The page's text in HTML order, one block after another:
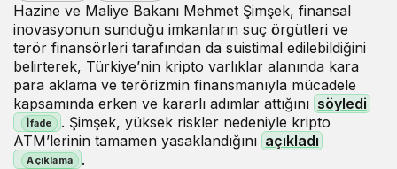
Hazine ve Maliye Bakanı Mehmet Şimşek, finansal
inovasyonun sunduğu imkanların suç örgütleri ve
terör finansörleri tarafından da suistimal edilebildiğini
belirterek, Türkiye’nin kripto varlıklar alanında kara
para aklama ve terörizmin finansmanıyla mücadele
kapsamında erken ve kararlı adımlar attığını söyledi
. Şimşek, yüksek riskler nedeniyle kripto
ATM’lerinin tamamen yasaklandığını açıkladı
.